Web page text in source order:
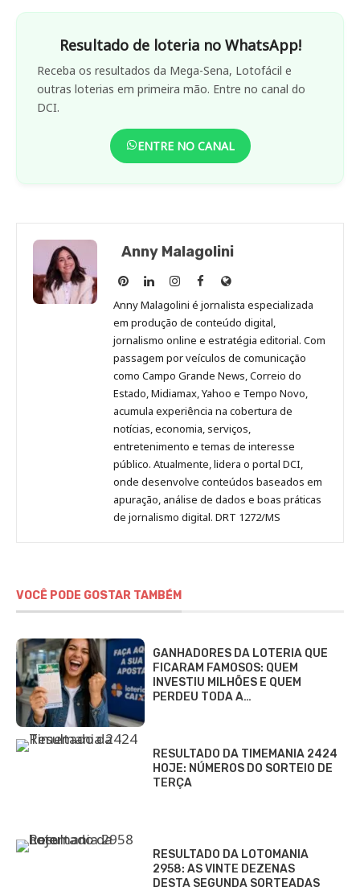
Resultado de loteria no WhatsApp!
Receba os resultados da Mega-Sena, Lotofácil e
outras loterias em primeira mão. Entre no canal do
DCI.
ENTRE NO CANAL
Anny Malagolini
Anny
Malagolini
no
Pinterest
Anny
Malagolini
no
LinkedIn
Anny
Malagolini
no
Instagram
Anny
Malagolini
no
Facebook
Site
de
Anny
Malagolini
Anny Malagolini é jornalista especializada
em produção de conteúdo digital,
jornalismo online e estratégia editorial. Com
passagem por veículos de comunicação
como Campo Grande News, Correio do
Estado, Midiamax, Yahoo e Tempo Novo,
acumula experiência na cobertura de
notícias, economia, serviços,
entretenimento e temas de interesse
público. Atualmente, lidera o portal DCI,
onde desenvolve conteúdos baseados em
apuração, análise de dados e boas práticas
de jornalismo digital. DRT 1272/MS
VOCÊ PODE GOSTAR TAMBÉM
GANHADORES DA LOTERIA QUE
FICARAM FAMOSOS: QUEM
INVESTIU MILHÕES E QUEM
PERDEU TODA A…
RESULTADO DA TIMEMANIA 2424
HOJE: NÚMEROS DO SORTEIO DE
TERÇA
RESULTADO DA LOTOMANIA
2958: AS VINTE DEZENAS
DESTA SEGUNDA SORTEADAS